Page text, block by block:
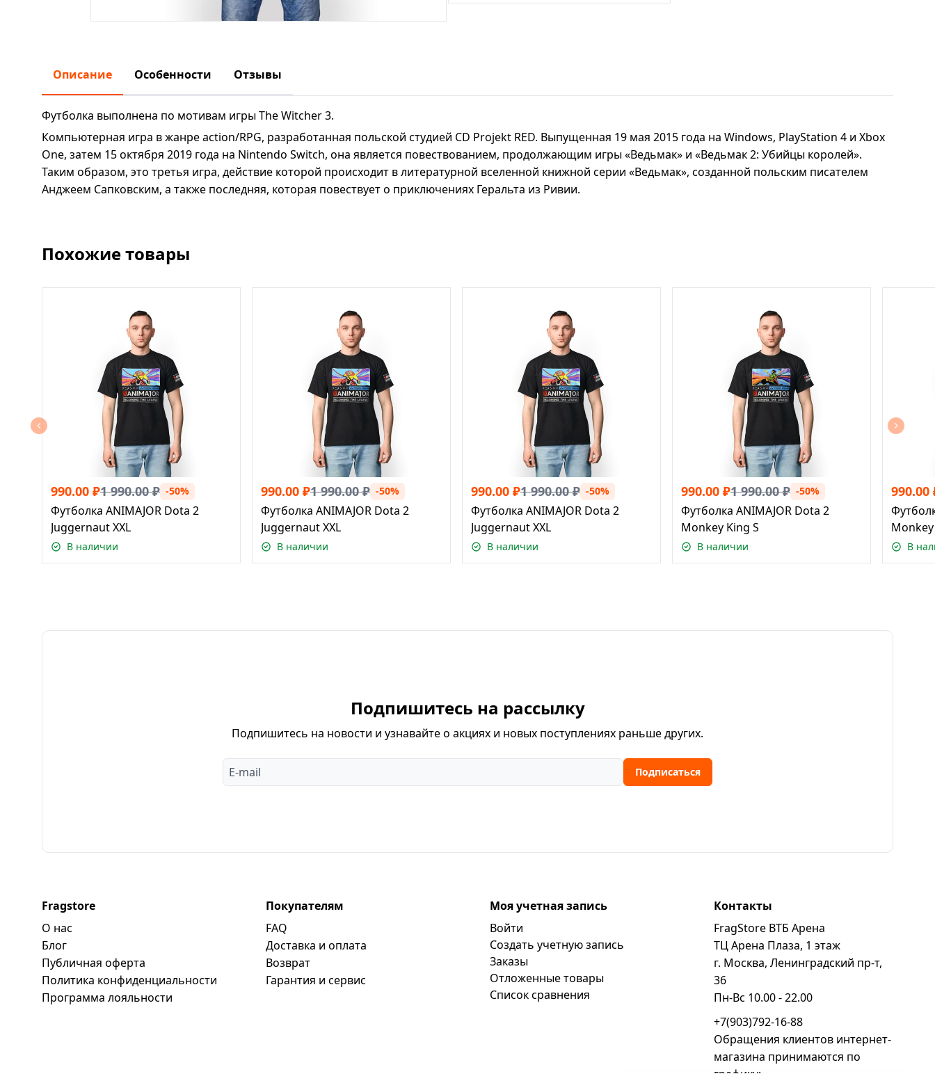
Описание Особенности Отзывы
Футболка выполнена по мотивам игры The Witcher 3.
Компьютерная игра в жанре action/RPG, разработанная польской студией CD Projekt RED. Выпущенная 19 мая 2015 года на Windows, PlayStation 4 и Xbox
One, затем 15 октября 2019 года на Nintendo Switch, она является повествованием, продолжающим игры «Ведьмак» и «Ведьмак 2: Убийцы королей».
Таким образом, это третья игра, действие которой происходит в литературной вселенной книжной серии «Ведьмак», созданной польским писателем
Анджеем Сапковским, а также последняя, которая повествует о приключениях Геральта из Ривии.
Похожие товары
990.00 ₽1 990.00₽ -50%
Футболка ANIMAJOR Dota 2
Juggernaut XXL
В наличии
990.00 ₽1 990.00₽ -50%
Футболка ANIMAJOR Dota 2
Juggernaut XXL
В наличии
990.00 ₽1 990.00₽ -50%
Футболка ANIMAJOR Dota 2
Juggernaut XXL
В наличии
990.00 ₽1 990.00₽ -50%
Футболка ANIMAJOR Dota 2
Monkey King S
В наличии
990.00
В
Подпишитесь на рассылку
Подпишитесь на новости и узнавайте о акциях и новых поступлениях раньше других.
Подписаться
Fragstore
О нас
Блог
Публичная оферта
Политика конфиденциальности
Программa лояльности
Покупателям
FAQ
Доставка и оплата
Возврат
Гарантия и сервис
Моя учетная запись
Войти
Создать учетную запись
Заказы
Отложенные товары
Список сравнения
Контакты
FragStore ВТБ Арена
ТЦ Арена Плаза, 1 этаж
г. Москва, Ленинградский пр-т,
36
Пн-Вс 10.00 - 22.00
+7(903)792-16-88
Обращения клиентов интернет-
магазина принимаются по